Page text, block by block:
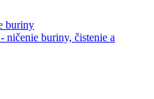
buriny
ničenie buriny, čistenie a